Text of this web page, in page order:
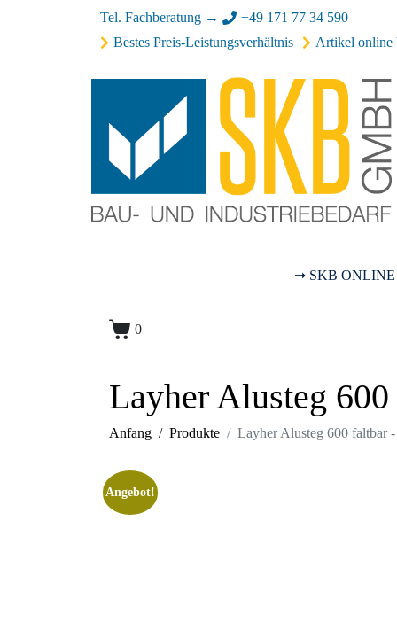
Tel. Fachberatung →
+49 171 77 34 590
Bestes Preis-Leistungsverhältnis
Artikel online
➞ SKB ONLINE
0
Layher Alusteg
Anfang Produkte Layher Alusteg 600 faltbar
Angebot!